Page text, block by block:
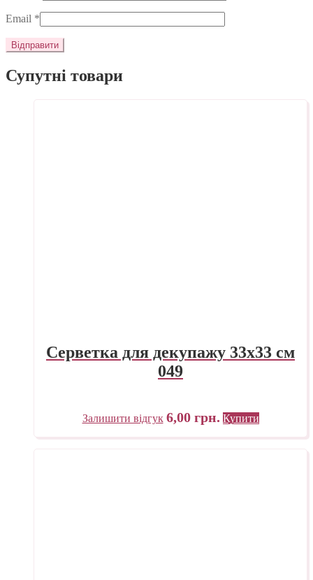
Email *
Супутні товари
Серветка для декупажу 33х33 см
049
Залишити відгук 6,00 грн. Купити